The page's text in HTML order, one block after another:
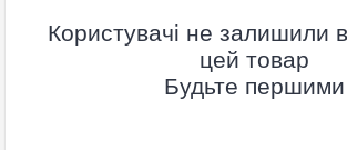
Користувачі не залишили
цей товар
Будьте першими